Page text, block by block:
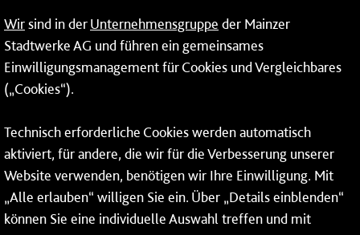
Netze
Mainzer Taubertsberg Bad
Tel.:06131 - 12 91 00
Wirsind in derUnternehmensgruppe der Mainzer
Stadtwerke AG und führen ein gemeinsames
Einwilligungsmanagement für Cookies und Vergleichbares
(„Cookies“).
Technisch erforderliche Cookies werden automatisch
aktiviert, für andere, die wir für die Verbesserung unserer
Website verwenden, benötigen wir Ihre Einwilligung. Mit
„Alle erlauben“ willigen Sie ein. Über „Details einblenden“
können Sie eine individuelle Auswahl treffen und mit